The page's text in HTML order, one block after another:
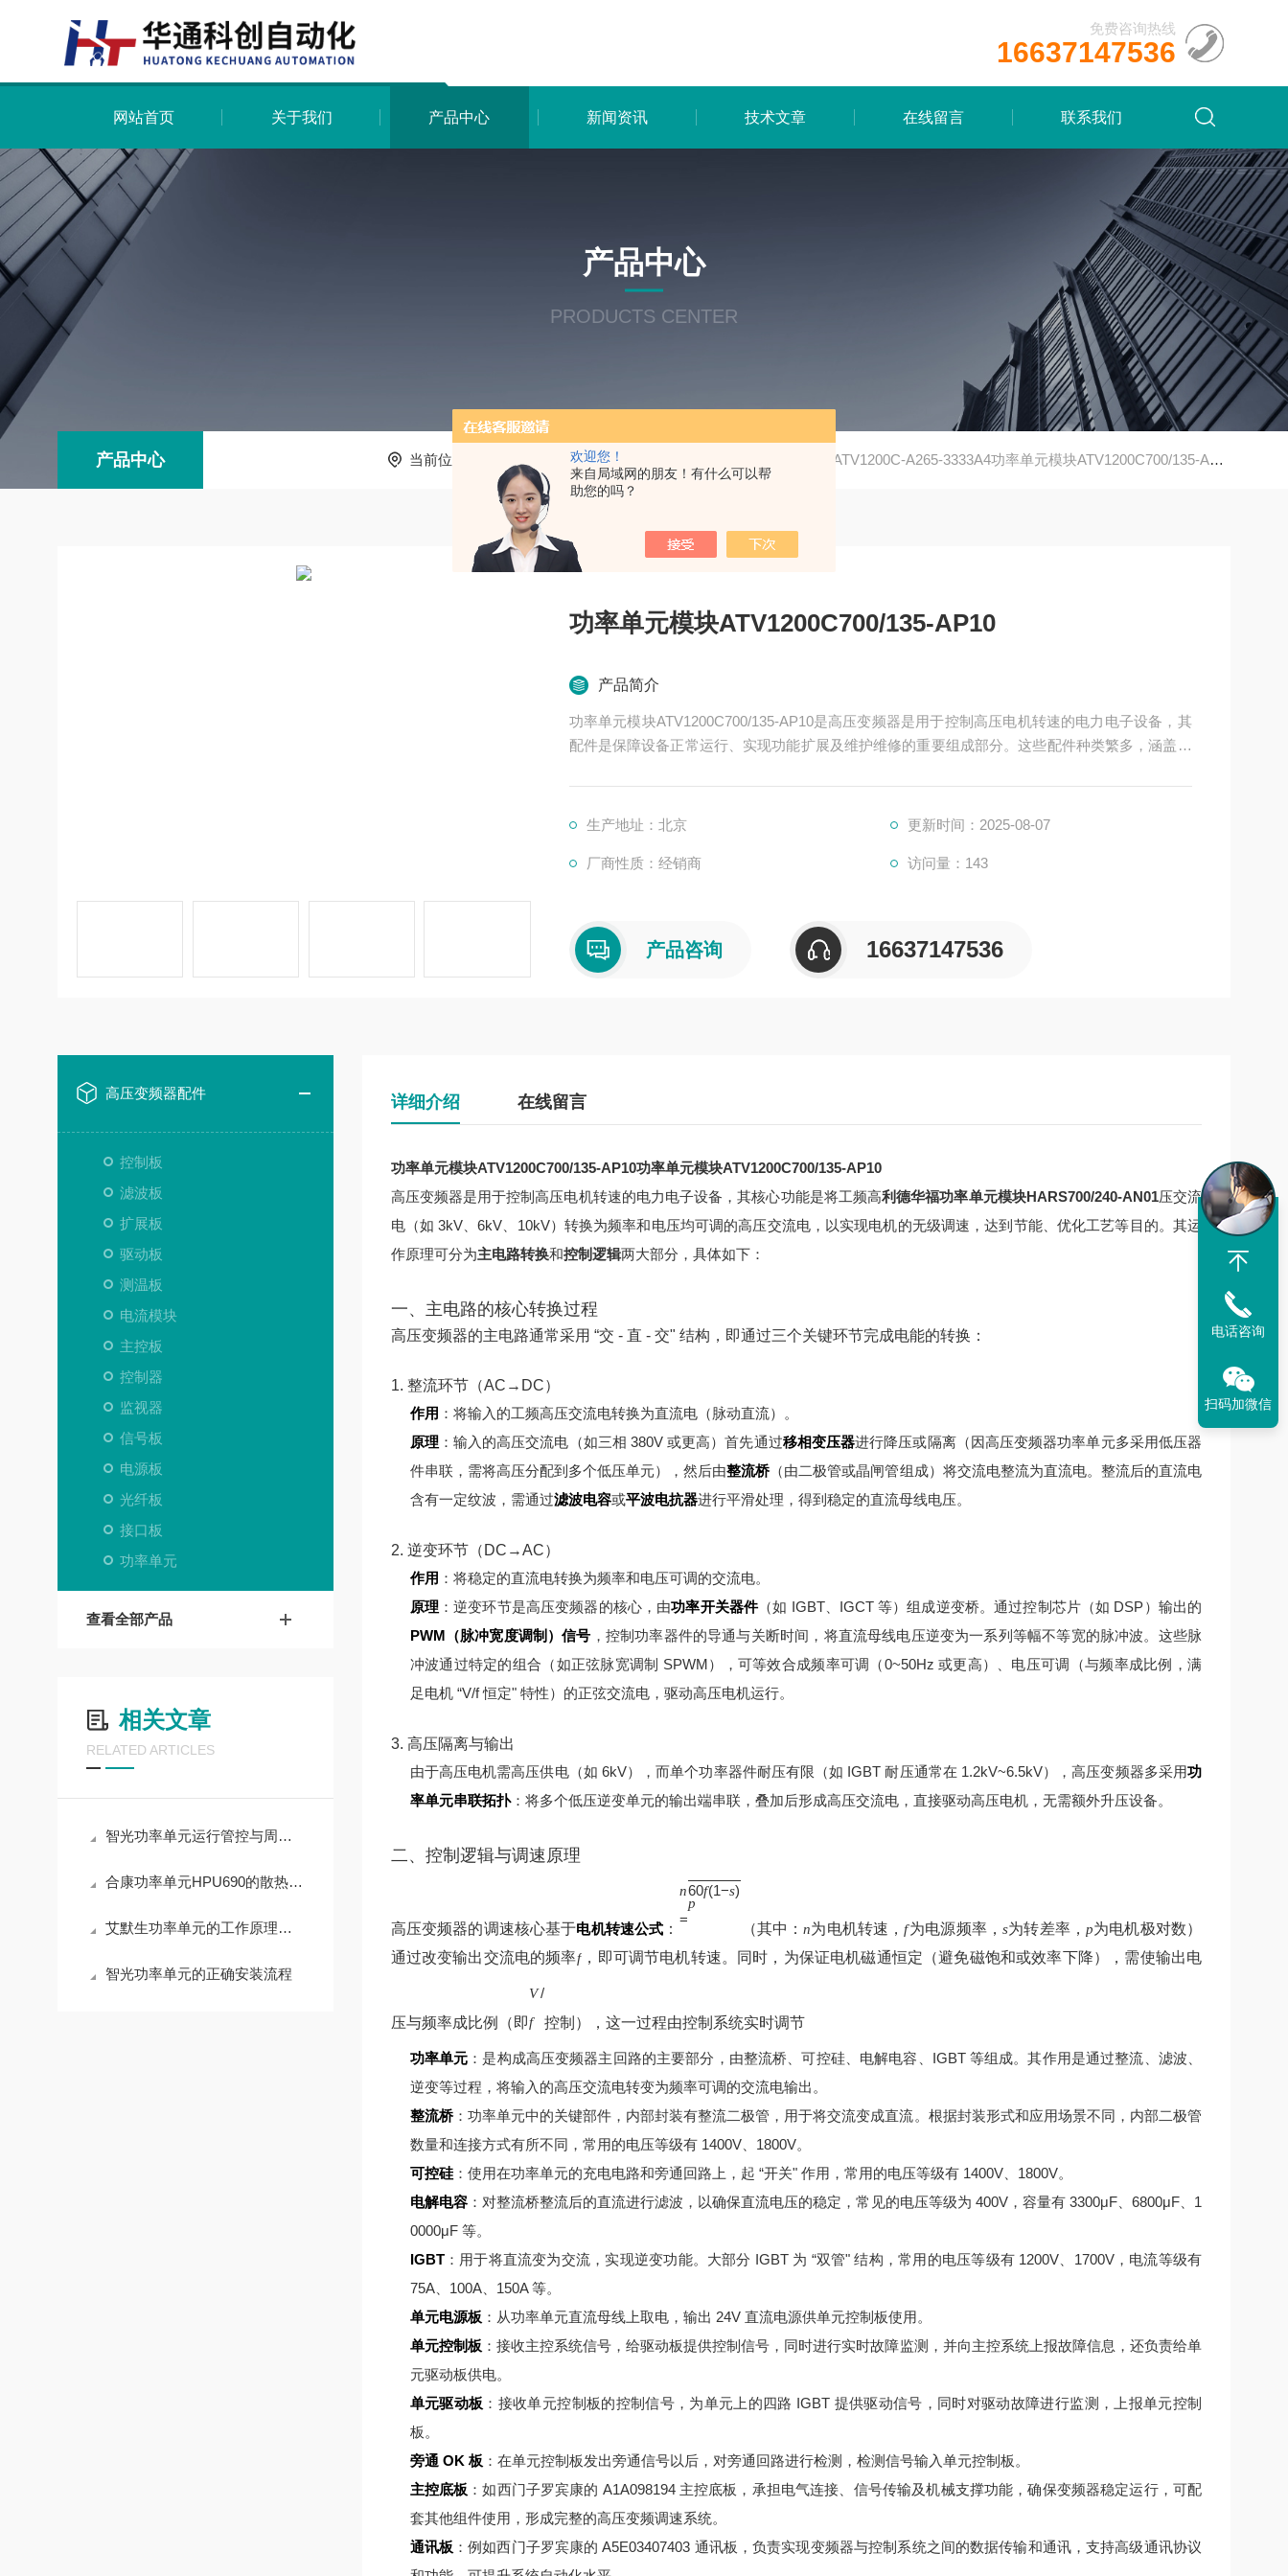
欢迎您！
来自局域网的朋友！有什么可以帮
助您的吗？
免费咨询热线
16637147536
网站首页 关于我们 产品中心 新闻资讯 技术文章 在线留言 联系我们
产品中心
PRODUCTS CENTER
产品中心 当前位置： 产品中心 ATV1200C-A265-3333A4功率单元模块ATV1200C700/135-AP10
功率单元模块ATV1200C700/135-AP10
产品简介
功率单元模块ATV1200C700/135-AP10是高压变频器是用于控制高压电机转速的电力电子设备，其
配件是保障设备正常运行、实现功能扩展及维护维修的重要组成部分。这些配件种类繁多，涵盖了
生产地址：北京 更新时间：2025-08-07
厂商性质：经销商 访问量：143
产品咨询 16637147536
高压变频器配件
控制板
滤波板
扩展板
驱动板
测温板
电流模块
主控板
控制器
监视器
信号板
电源板
光纤板
接口板
功率单元
查看全部产品
相关文章
RELATED ARTICLES
智光功率单元运行管控与周期养护实操解析
合康功率单元HPU690的散热设计原理
艾默生功率单元的工作原理与应用领域深度解析
智光功率单元的正确安装流程
详细介绍 在线留言
功率单元模块ATV1200C700/135-AP10功率单元模块ATV1200C700/135-AP10
高压变频器是用于控制高压电机转速的电力电子设备，其核心功能是将工频高利德华福功率单元模块HARS700/240-AN01压交流
电（如 3kV、6kV、10kV）转换为频率和电压均可调的高压交流电，以实现电机的无级调速，达到节能、优化工艺等目的。其运
作原理可分为主电路转换和控制逻辑两大部分，具体如下：
一、主电路的核心转换过程
高压变频器的主电路通常采用 “交 - 直 - 交" 结构，即通过三个关键环节完成电能的转换：
1. 整流环节（AC→DC）
作用 ：将输入的工频高压交流电转换为直流电（脉动直流）。
原理： 输入的高压交流电（如三相 380V 或更高）首先通过移相变压器进行降压或隔离（因高压变频器功率单元多采用低压器
件串联，需将高压分配到多个低压单元），然后由整流桥（由二极管或晶闸管组成）将交流电整流为直流电。 整流后的直流电
含有一定纹波，需通过滤波电容或平波电抗器进行平滑处理，得到稳定的直流母线电压。
2. 逆变环节（DC→AC）
作用 ：将稳定的直流电转换为频率和电压可调的交流电。
原理：逆变环节是高压变频器的核心，由功率开关器件（如 IGBT、IGCT 等）组成逆变桥。通过控制芯片（如 DSP）输出的
PWM（脉冲宽度调制）信号 ，控制功率器件的导通与关断时间，将直流母线电压逆变为一系列等幅不等宽的脉冲波。 这些脉
冲波通过特定的组合（如正弦脉宽调制 SPWM），可等效合成频率可调（0~50Hz 或更高）、电压可调（与频率成比例，满
足电机 “V/f 恒定" 特性）的正弦交流电，驱动高压电机运行。
3. 高压隔离与输出
由于高压电机需高压供电（如 6kV），而单个功率器件耐压有限（如 IGBT 耐压通常在 1.2kV~6.5kV），高压变频器多采用功
率单元串联拓扑：将多个低压逆变单元的输出端串联，叠加后形成高压交流电，直接驱动高压电机，无需额外升压设备。
二、控制逻辑与调速原理
高压变频器的调速核心基于电机转速公式 ：
n
=
p
60f(1−s)
（其中：n为电机转速，f为电源频率，s为转差率， p为电机极对数）
通过改变输出交流电的频率f ，即可调节电机转速。同时，为保证电机磁通恒定（避免磁饱和或效率下降），需使输出电
压与频率成比例（即
V /
f 控制），这一过程由控制系统实时调节
功率单元 ：是构成高压变频器主回路的主要部分，由整流桥、可控硅、电解电容、IGBT 等组成。其作用是通过整流、滤波、
逆变等过程，将输入的高压交流电转变为频率可调的交流电输出。
整流桥：功率单元中的关键部件，内部封装有整流二极管，用于将交流变成直流。根据封装形式和应用场景不同，内部二极管
数量和连接方式有所不同，常用的电压等级有 1400V、1800V。
可控硅：使用在功率单元的充电电路和旁通回路上，起 “开关" 作用，常用的电压等级有 1400V、1800V。
电解电容：对整流桥整流后的直流进行滤波，以确保直流电压的稳定，常见的电压等级为 400V，容量有 3300μF、6800μF、1
0000μF 等。
IGBT：用于将直流变为交流，实现逆变功能。大部分 IGBT 为 “双管" 结构，常用的电压等级有 1200V、1700V，电流等级有
75A、100A、150A 等。
单元电源板 ：从功率单元直流母线上取电，输出 24V 直流电源供单元控制板使用。
单元控制板 ：接收主控系统信号，给驱动板提供控制信号，同时进行实时故障监测，并向主控系统上报故障信息，还负责给单
元驱动板供电。
单元驱动板 ：接收单元控制板的控制信号，为单元上的四路 IGBT 提供驱动信号，同时对驱动故障进行监测，上报单元控制
板。
旁通 OK 板 ：在单元控制板发出旁通信号以后，对旁通回路进行检测，检测信号输入单元控制板。
主控底板 ：如西门子罗宾康的 A1A098194 主控底板，承担电气连接、信号传输及机械支撑功能，确保变频器稳定运行，可配
套其他组件使用，形成完整的高压变频调速系统。
通讯板 ：例如西门子罗宾康的 A5E03407403 通讯板，负责实现变频器与控制系统之间的数据传输和通讯，支持高级通讯协议
电话咨询
扫码加微信